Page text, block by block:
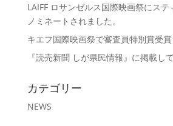
LAIFF ロサンゼルス国際映画祭にス
ノミネートされました。
キエフ国際映画祭で審査員特別賞受賞
『読売新聞 しが県民情報』に掲載し
カテゴリー
NEWS